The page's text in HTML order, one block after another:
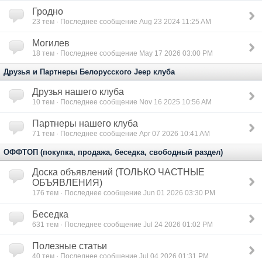
Гродно
23 тем · Последнее сообщение Aug 23 2024 11:25 AM
Могилев
18 тем · Последнее сообщение May 17 2026 03:00 PM
Друзья и Партнеры Белорусского Jeep клуба
Друзья нашего клуба
10 тем · Последнее сообщение Nov 16 2025 10:56 AM
Партнеры нашего клуба
71 тем · Последнее сообщение Apr 07 2026 10:41 AM
ОФФТОП (покупка, продажа, беседка, свободный раздел)
Доска объявлений (ТОЛЬКО ЧАСТНЫЕ
ОБЪЯВЛЕНИЯ)
176 тем · Последнее сообщение Jun 01 2026 03:30 PM
Беседка
631 тем · Последнее сообщение Jul 24 2026 01:02 PM
Полезные статьи
40 тем · Последнее сообщение Jul 04 2026 01:31 PM